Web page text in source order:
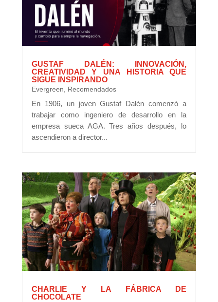
GUSTAF DALÉN: INNOVACIÓN,
CREATIVIDAD Y UNA HISTORIA QUE
SIGUE INSPIRANDO
Evergreen, Recomendados
En 1906, un joven Gustaf Dalén comenzó a
trabajar como ingeniero de desarrollo en la
empresa sueca AGA. Tres años después, lo
ascendieron a director...
CHARLIE Y LA FÁBRICA DE
CHOCOLATE